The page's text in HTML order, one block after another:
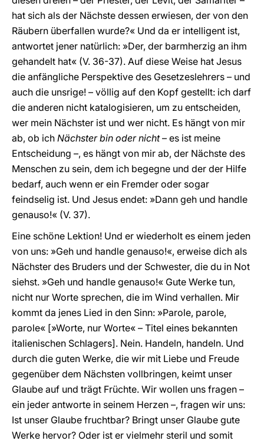
hat sich als der Nächste dessen erwiesen, der von den
Räubern überfallen wurde?« Und da er intelligent ist,
antwortet jener natürlich: »Der, der barmherzig an ihm
gehandelt hat« (V. 36-37). Auf diese Weise hat Jesus
die anfängliche Perspektive des Gesetzeslehrers – und
auch die unsrige! – völlig auf den Kopf gestellt: ich darf
die anderen nicht katalogisieren, um zu entscheiden,
wer mein Nächster ist und wer nicht. Es hängt von mir
ab, ob ich Nächster bin oder nicht– es ist meine
Entscheidung –, es hängt von mir ab, der Nächste des
Menschen zu sein, dem ich begegne und der der Hilfe
bedarf, auch wenn er ein Fremder oder sogar
feindselig ist. Und Jesus endet: »Dann geh und handle
genauso!« (V. 37).
Eine schöne Lektion! Und er wiederholt es einem jeden
von uns: »Geh und handle genauso!«, erweise dich als
Nächster des Bruders und der Schwester, die du in Not
siehst. »Geh und handle genauso!« Gute Werke tun,
nicht nur Worte sprechen, die im Wind verhallen. Mir
kommt da jenes Lied in den Sinn: »Parole, parole,
parole« [»Worte, nur Worte« – Titel eines bekannten
italienischen Schlagers]. Nein. Handeln, handeln. Und
durch die guten Werke, die wir mit Liebe und Freude
gegenüber dem Nächsten vollbringen, keimt unser
Glaube auf und trägt Früchte. Wir wollen uns fragen –
ein jeder antworte in seinem Herzen –, fragen wir uns:
Ist unser Glaube fruchtbar? Bringt unser Glaube gute
Werke hervor? Oder ist er vielmehr steril und somit